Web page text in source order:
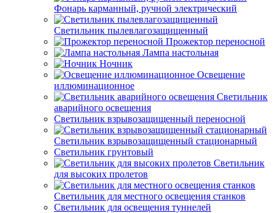
Фонарь карманный, ручной электрический
Светильник пылевлагозащищенный
Прожектор переносной
Лампа настольная
Ночник
Освещение
иллюминационное
Светильник
аварийного освещения
Светильник взрывозащищенный переносной
Светильник взрывозащищенный стационарный
Светильник грунтовый
Светильник
для высоких пролетов
Светильник для местного освещения станков
Светильник для освещения туннелей